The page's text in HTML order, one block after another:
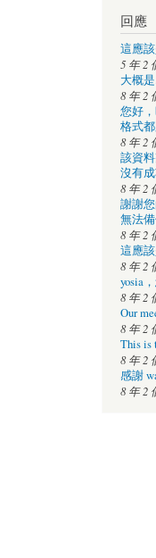
回應
這應
5 年 2
大概
8 年 2
您好
格式
8 年 2
該資
沒有
8 年 2
謝謝
無法
8 年 2
這應該
8 年 2
yosia
8 年 2
Our
8 年 2
This is
8 年 2
感謝
8 年 2